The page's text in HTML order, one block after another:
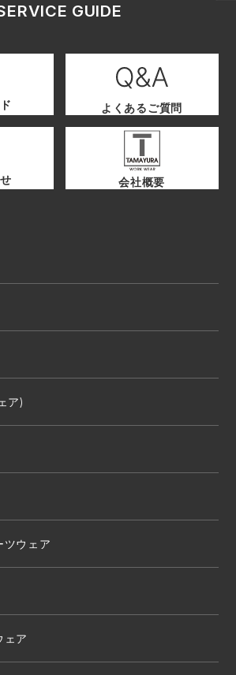
GUIDE
よくあるご質問
会社概要
ア)
ツウェア
ェア